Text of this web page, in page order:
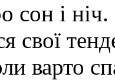
сон і
свої
варто